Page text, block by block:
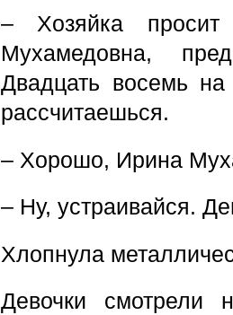
– Хозяйка
Мухамедовна,
Двадцать восемь
рассчитаешься.
– Хорошо, Ирина
– Ну, устраивайся.
Хлопнула
Девочки смотрели